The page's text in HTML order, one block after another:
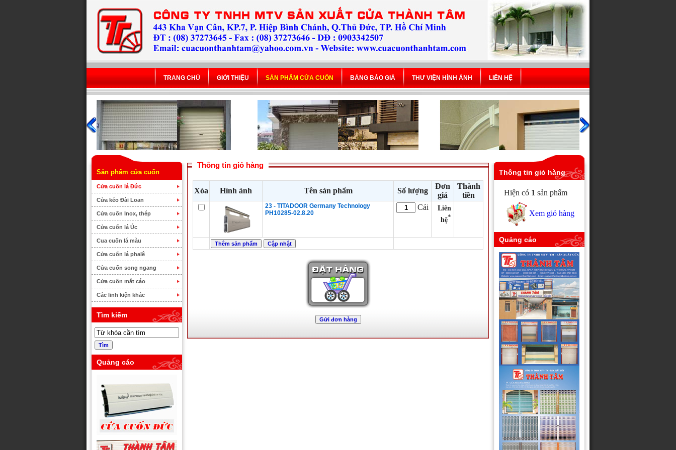
TRANG CHỦ GIỚI THIỆU SẢN PHẨM CỬA CUỐN BẢNG BÁO GIÁ THƯ VIỆN HÌNH ẢNH LIÊN HỆ
Sản phẩm cửa cuốn
Cửa cuốn lá Đức
Cửa kéo Đài Loan
Cửa cuốn Inox, thép
Cửa cuốn lá Úc
Cua cuốn lá màu
Cửa cuốn lá phalê
Cửa cuốn song ngang
Cửa cuốn mắt cáo
Các linh kiện khác
Tìm kiếm
Quảng cáo
Thông tin giỏ hàng
Xóa Hình ảnh Tên sản phẩm Số lượng
Đơn
giá
Thành
tiền
23 - TITADOOR Germany Technology
PH10285-02.8.20
Cái
Liên
hệ*
Thông tin giỏ hàng
Hiện có 1 sản phẩm
Xem giỏ hàng
Quảng cáo